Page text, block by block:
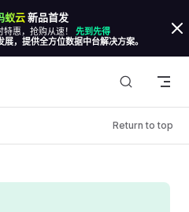
Return to top
蚁云新品首发
惠，抢购从速！ 先到先得
，提供全方位数据中台解决方案。